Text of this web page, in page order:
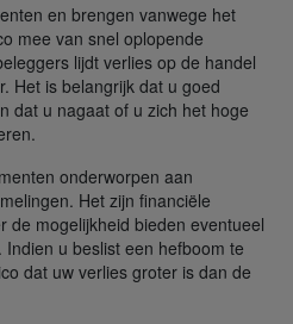
en brengen vanwege het
mee van snel oplopende
lijdt verlies op de handel
Het is belangrijk dat u goed
dat u nagaat of u zich het hoge
onderworpen aan
Het zijn financiële
de mogelijkheid bieden eventueel
u beslist een hefboom te
dat uw verlies groter is dan de